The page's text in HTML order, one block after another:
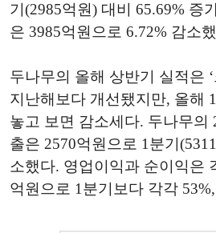
기(2985억원) 대비 65.69% 증
은 3985억원으로 6.72% 감소
두나무의 올해 상반기 실적은
지난해보다 개선됐지만, 올해
놓고 보면 감소세다. 두나무의
출은 2570억원으로 1분기
소했다. 영업이익과 순이익은
억원으로 1분기보다 각각